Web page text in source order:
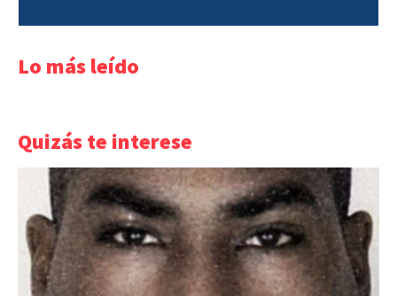
Lo más leído
Quizás te interese